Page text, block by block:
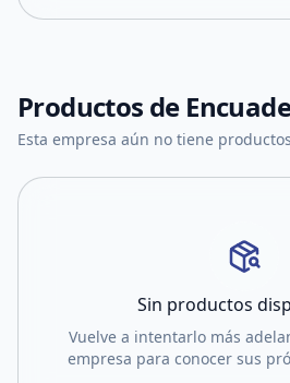
Productos de
Esta empresa aún no tiene
Sin productos
Vuelve a intentarlo más
empresa para conocer sus